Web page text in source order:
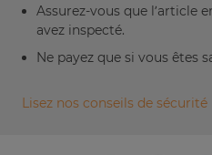
Assurez-vous que l’article
avez inspecté.
Ne payez que si vous êtes
Lisez nos conseils de sécurité